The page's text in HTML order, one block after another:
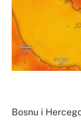
Bosnu i